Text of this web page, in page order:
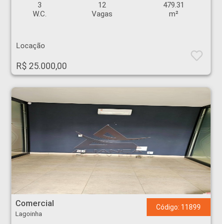
3
W.C.
12
Vagas
479.31
m²
Locação
R$ 25.000,00
Comercial - Lagoinha - Ribeirão Preto
Comercial
Lagoinha
Código: 11899